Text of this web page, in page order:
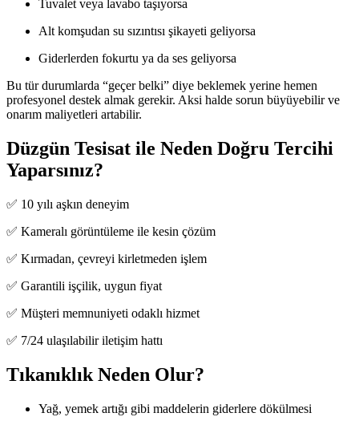
Tuvalet veya lavabo taşıyorsa
Alt komşudan su sızıntısı şikayeti geliyorsa
Giderlerden fokurtu ya da ses geliyorsa
Bu tür durumlarda “geçer belki” diye beklemek yerine hemen
profesyonel destek almak gerekir. Aksi halde sorun büyüyebilir ve
onarım maliyetleri artabilir.
Düzgün Tesisat ile Neden Doğru Tercihi
Yaparsınız?
✅ 10 yılı aşkın deneyim
✅ Kameralı görüntüleme ile kesin çözüm
✅ Kırmadan, çevreyi kirletmeden işlem
✅ Garantili işçilik, uygun fiyat
✅ Müşteri memnuniyeti odaklı hizmet
✅ 7/24 ulaşılabilir iletişim hattı
Tıkanıklık Neden Olur?
Yağ, yemek artığı gibi maddelerin giderlere dökülmesi